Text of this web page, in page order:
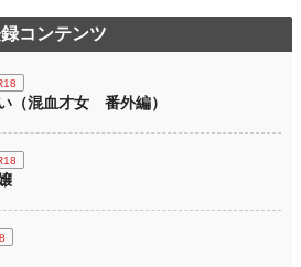
コンテンツ
（混血才女 番外編）